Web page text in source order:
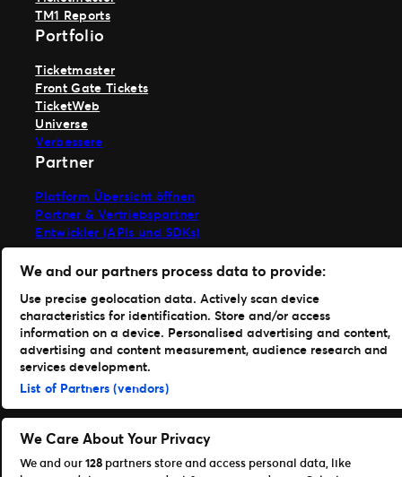
TM1 Reports
Portfolio
Ticketmaster
Front Gate Tickets
TicketWeb
Universe
Verbessere
Partner
Platform Übersicht öffnen
Partner & Vertriebspartner
Entwickler (APIs und SDKs)
Allgemeinen Geschäftsbedingungen
Meine Cookies und Anzeigeneinstellungen verwalten
©Ticketmaster 2026
Andy
We and our partners process data to provide:
Use precise geolocation data. Actively scan device
characteristics for identification. Store and/or access
information on a device. Personalised advertising and content,
advertising and content measurement, audience research and
services development.
List of Partners (vendors)
We Care About Your Privacy
We and our128 partners store and access personal data, like